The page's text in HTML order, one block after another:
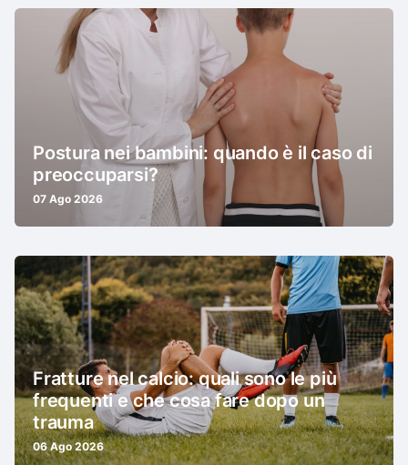
Postura nei bambini: quando è il caso di
preoccuparsi?
07 Ago 2026
Fratture nel calcio: quali sono le più
frequenti e che cosa fare dopo un
trauma
06 Ago 2026